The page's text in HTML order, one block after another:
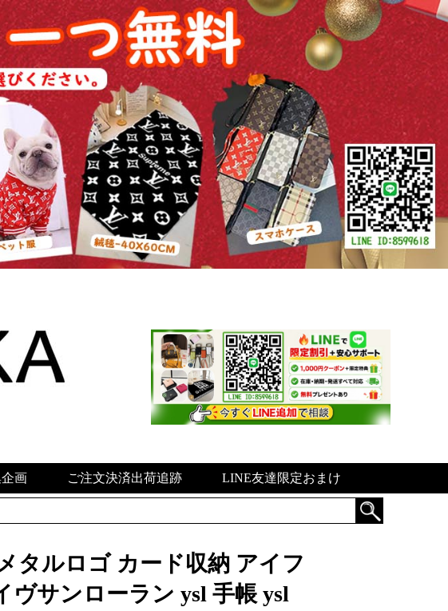
画 ご注文決済出荷追跡 LINE友達限定おまけ
タルロゴ カード収納 アイフ
ヴサンローラン ysl 手帳 ysl